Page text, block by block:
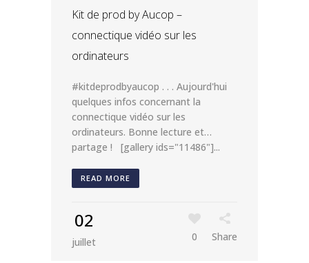
Kit de prod by Aucop –
connectique vidéo sur les
ordinateurs
#kitdeprodbyaucop . . . Aujourd'hui
quelques infos concernant la
connectique vidéo sur les
ordinateurs. Bonne lecture et…
partage ! [gallery ids="11486"]...
READ MORE
02
juillet 0 Share